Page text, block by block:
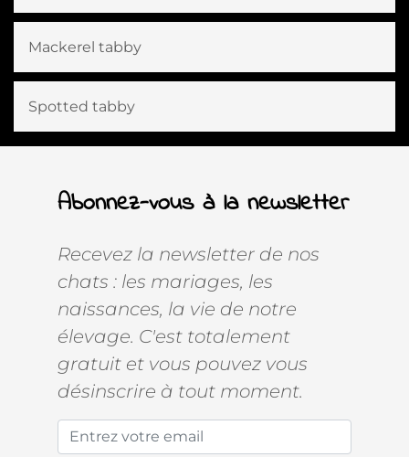
Mackerel tabby
Spotted tabby
Abonnez-vous à la newsletter
Recevez la newsletter de nos
chats : les mariages, les
naissances, la vie de notre
élevage. C'est totalement
gratuit et vous pouvez vous
désinscrire à tout moment.